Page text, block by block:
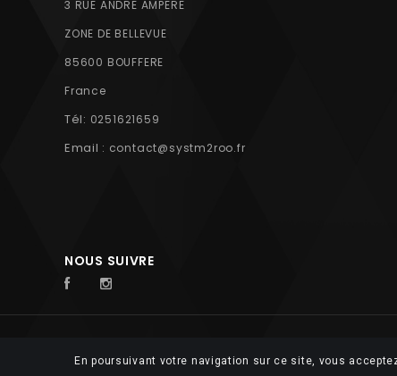
3 RUE ANDRE AMPERE
ZONE DE BELLEVUE
85600 BOUFFERE
France
Tél: 0251621659
Email : contact@systm2roo.fr
NOUS SUIVRE
© 2026 FUTUROSOFT
En poursuivant votre navigation sur ce site, vous